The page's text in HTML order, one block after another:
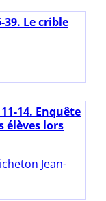
39. Le crible
14. Enquête
élèves lors
Jean-